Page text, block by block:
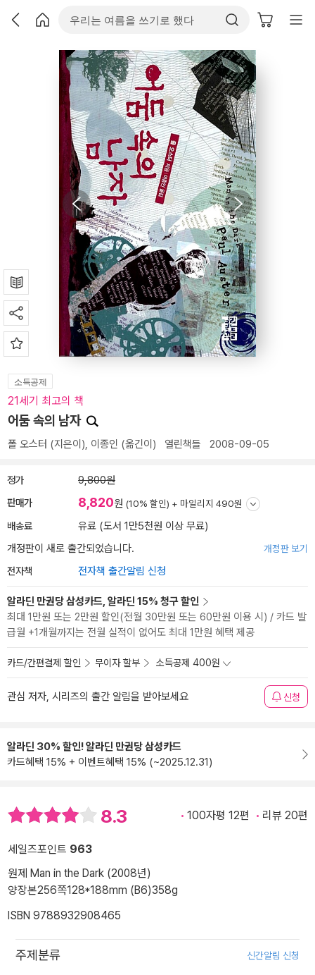
소득공제
21세기 최고의 책
어둠 속의 남자
폴 오스터 (지은이), 이종인 (옮긴이) 열린책들 2008-09-05
정가 9,800원
판매가 8,820원 (10% 할인) + 마일리지 490원
배송료
유료 (도서 1만5천원 이상 무료)
개정판이 새로 출간되었습니다.
개정판 보기
전자책 전자책 출간알림 신청
알라딘 만권당 삼성카드, 알라딘 15% 청구 할인
최대 1만원 또는 2만원 할인(전월 30만원 또는 60만원 이용 시) / 카드 발
급월 +1개월까지는 전월 실적이 없어도 최대 1만원 혜택 제공
카드/간편결제 할인 무이자 할부 소득공제 400원
관심 저자, 시리즈의 출간 알림을 받아보세요 신청
알라딘 30% 할인! 알라딘 만권당 삼성카드
카드혜택 15% + 이벤트혜택 15% (~2025.12.31)
8.3 100자평 12편 리뷰 20편
세일즈포인트 963
원제 Man in the Dark (2008년)
양장본256쪽128*188mm (B6)358g
ISBN 9788932908465
주제분류 신간알림 신청